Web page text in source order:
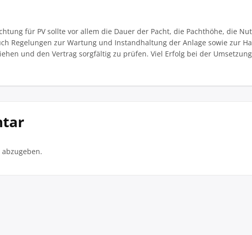
für PV sollte vor allem die Dauer der Pacht, die Pachthöhe, die
Regelungen zur Wartung und Instandhaltung der Anlage sowie zur
und den Vertrag sorgfältig zu prüfen. Viel Erfolg bei der